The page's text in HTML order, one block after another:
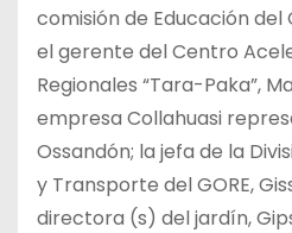
comisión de Educación del
el gerente del Centro
Regionales “Tara-Paka”,
empresa Collahuasi
Ossandón; la jefa de la
y Transporte del GORE,
directora (s) del jardín,